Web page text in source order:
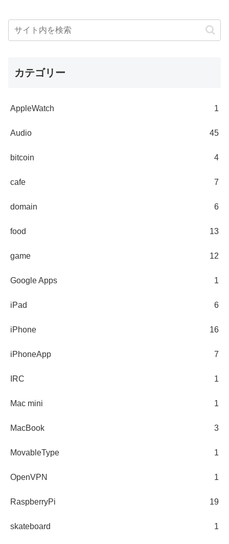
カテゴリー
AppleWatch 1
Audio 45
bitcoin 4
cafe 7
domain 6
food 13
game 12
Google Apps 1
iPad 6
iPhone 16
iPhoneApp 7
IRC 1
Mac mini 1
MacBook 3
MovableType 1
OpenVPN 1
RaspberryPi 19
skateboard 1